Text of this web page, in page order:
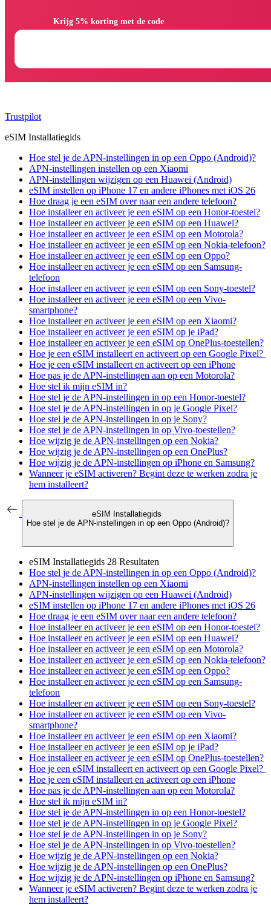
Trustpilot
eSIM Installatiegids
Hoe stel je de APN-instellingen in op een Oppo (Android)?
APN-instellingen instellen op een Xiaomi
APN-instellingen wijzigen op een Huawei (Android)
eSIM instellen op iPhone 17 en andere iPhones met iOS 26
Hoe draag je een eSIM over naar een andere telefoon?
Hoe installeer en activeer je een eSIM op een Honor-toestel?
Hoe installeer en activeer je een eSIM op een Huawei?
Hoe installeer en activeer je een eSIM op een Motorola?
Hoe installeer en activeer je een eSIM op een Nokia-telefoon?
Hoe installeer en activeer je een eSIM op een Oppo?
Hoe installeer en activeer je een eSIM op een Samsung-
telefoon
Hoe installeer en activeer je een eSIM op een Sony-toestel?
Hoe installeer en activeer je een eSIM op een Vivo-
smartphone?
Hoe installeer en activeer je een eSIM op een Xiaomi?
Hoe installeer en activeer je een eSIM op je iPad?
Hoe installeer en activeer je een eSIM op OnePlus-toestellen?
Hoe je een eSIM installeert en activeert op een Google Pixel?
Hoe je een eSIM installeert en activeert op een iPhone
Hoe pas je de APN-instellingen aan op een Motorola?
Hoe stel ik mijn eSIM in?
Hoe stel je de APN-instellingen in op een Honor-toestel?
Hoe stel je de APN-instellingen in op je Google Pixel?
Hoe stel je de APN-instellingen in op je Sony?
Hoe stel je de APN-instellingen in op Vivo-toestellen?
Hoe wijzig je de APN-instellingen op een Nokia?
Hoe wijzig je de APN-instellingen op een OnePlus?
Hoe wijzig je de APN-instellingen op iPhone en Samsung?
Wanneer je eSIM activeren? Begint deze te werken zodra je
hem installeert?
eSIM Installatiegids
Hoe stel je de APN-instellingen in op een Oppo (Android)?
eSIM Installatiegids 28 Resultaten
Hoe stel je de APN-instellingen in op een Oppo (Android)?
APN-instellingen instellen op een Xiaomi
APN-instellingen wijzigen op een Huawei (Android)
eSIM instellen op iPhone 17 en andere iPhones met iOS 26
Hoe draag je een eSIM over naar een andere telefoon?
Hoe installeer en activeer je een eSIM op een Honor-toestel?
Hoe installeer en activeer je een eSIM op een Huawei?
Hoe installeer en activeer je een eSIM op een Motorola?
Hoe installeer en activeer je een eSIM op een Nokia-telefoon?
Hoe installeer en activeer je een eSIM op een Oppo?
Hoe installeer en activeer je een eSIM op een Samsung-
telefoon
Hoe installeer en activeer je een eSIM op een Sony-toestel?
Hoe installeer en activeer je een eSIM op een Vivo-
smartphone?
Hoe installeer en activeer je een eSIM op een Xiaomi?
Hoe installeer en activeer je een eSIM op je iPad?
Hoe installeer en activeer je een eSIM op OnePlus-toestellen?
Hoe je een eSIM installeert en activeert op een Google Pixel?
Hoe je een eSIM installeert en activeert op een iPhone
Hoe pas je de APN-instellingen aan op een Motorola?
Hoe stel ik mijn eSIM in?
Hoe stel je de APN-instellingen in op een Honor-toestel?
Hoe stel je de APN-instellingen in op je Google Pixel?
Hoe stel je de APN-instellingen in op je Sony?
Hoe stel je de APN-instellingen in op Vivo-toestellen?
Hoe wijzig je de APN-instellingen op een Nokia?
Hoe wijzig je de APN-instellingen op een OnePlus?
Hoe wijzig je de APN-instellingen op iPhone en Samsung?
Wanneer je eSIM activeren? Begint deze te werken zodra je
hem installeert?